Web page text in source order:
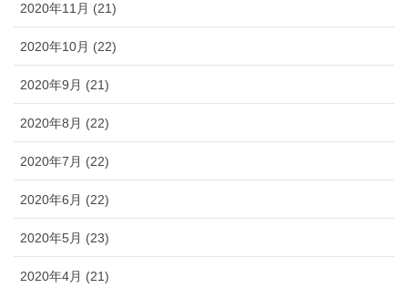
2020年11月 (21)
2020年10月 (22)
2020年9月 (21)
2020年8月 (22)
2020年7月 (22)
2020年6月 (22)
2020年5月 (23)
2020年4月 (21)